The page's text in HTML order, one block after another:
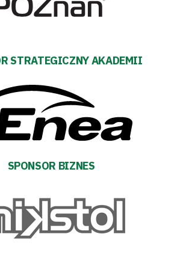
STRATEGICZNY AKADEMII
SPONSOR BIZNES